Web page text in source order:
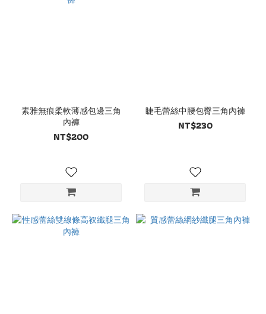
素雅無痕柔軟薄感包邊三角
內褲
NT$200
睫毛蕾絲中腰包臀三角內褲
NT$230